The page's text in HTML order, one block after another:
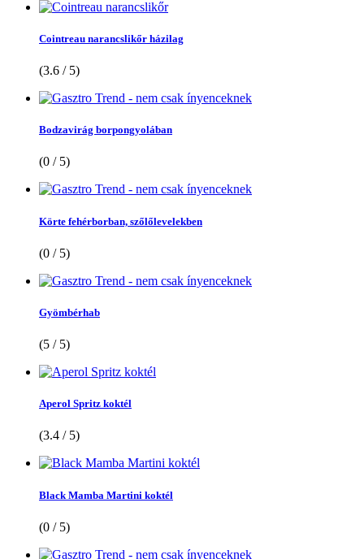
Cointreau narancslikőr házilag
(3.6 / 5)
Bodzavirág borpongyolában
(0 / 5)
Körte fehérborban, szőlőlevelekben
(0 / 5)
Gyömbérhab
(5 / 5)
Aperol Spritz koktél
(3.4 / 5)
Black Mamba Martini koktél
(0 / 5)